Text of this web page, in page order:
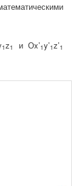
1z1 и Оx’1y’1z’1